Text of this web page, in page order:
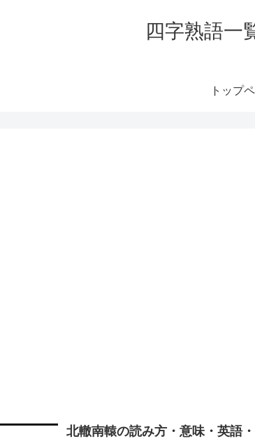
四字熟語一
トップ
北轍南轅の読み方・意味・英語